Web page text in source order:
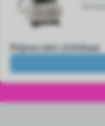
Prijzen niet zichtbaar